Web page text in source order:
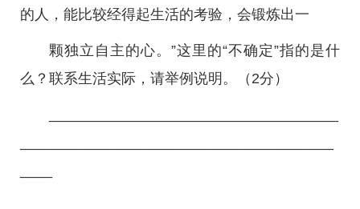
的人，能比较经得起生活的考验，会锻炼出一
颗独立自主的心。”这里的“不确定”指的是什
么？联系生活实际，请举例说明。（2分）